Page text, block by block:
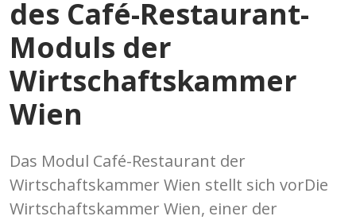
des Café-Restaurant-
Moduls der
Wirtschaftskammer
Wien
Das Modul Café-Restaurant der
Wirtschaftskammer Wien stellt sich vorDie
Wirtschaftskammer Wien, einer der